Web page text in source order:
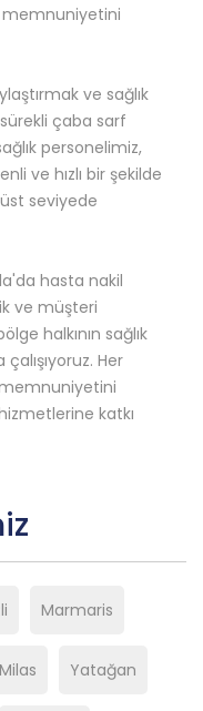
memnuniyetini
ve sağlık
çaba sarf
personelimiz,
ve hızlı bir şekilde
seviyede
hasta nakil
ve müşteri
halkının sağlık
çalışıyoruz. Her
memnuniyetini
katkı
Marmaris
Milas Yatağan